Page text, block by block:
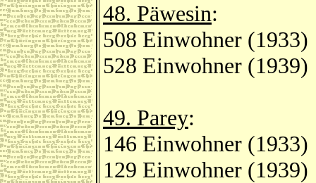
48. Päwesin:
508 Einwohner (1933)
528 Einwohner (1939)
49. Parey:
146 Einwohner (1933)
129 Einwohner (1939)